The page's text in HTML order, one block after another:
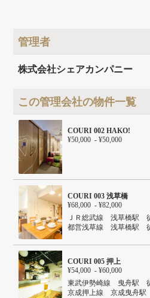
建物面積
建物構造
管理者
株式会社シェアカンパニー
この管理会社の物件一覧
COURI 002 HAKO!
¥50,000 - ¥50,000
COURI 003 浅草橋
¥68,000 - ¥82,000
ＪＲ総武線 浅草橋駅
都営浅草線 浅草橋駅
ＪＲ山手線 秋葉原駅
ＪＲ総武線 秋葉原駅
COURI 005 押上
¥54,000 - ¥60,000
東武伊勢崎線 曳舟駅
京成押上線 京成曳舟